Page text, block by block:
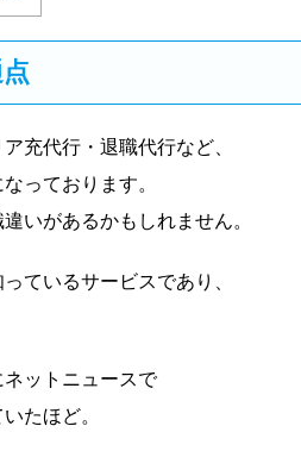
充代行・退職代行など、
っております。
いがあるかもしれません。
ているサービスであり、
ットニュースで
たほど。